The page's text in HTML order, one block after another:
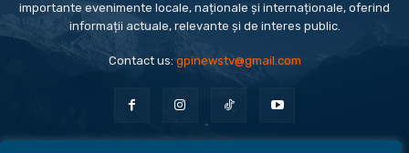
importante evenimente locale, naționale și internaționale, oferind
informații actuale, relevante și de interes public.
Contact us:gpinewstv@gmail.com